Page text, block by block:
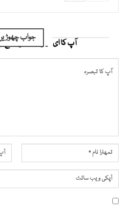
جواب
آپ کا ای میل ایڈریس شائع